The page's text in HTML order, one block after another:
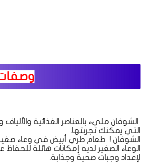
الشوفان مليء بالعناصر الغذائية
التي يمكنك تجربتها.
الشوفان ! طعام طري أبيض في وعاء صغير
الوعاء الصغير لديه إمكانات هائلة
لإعداد وجبات صحية وجذابة.